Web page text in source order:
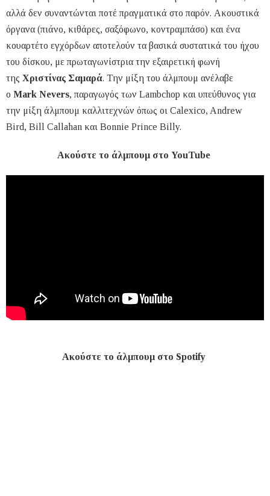
αλλά δεν συναντώνται ποτέ πραγματικά στο παρόν. Ακουστικά
όργανα (πιάνο, κιθάρες, σαξόφωνο, κοντραμπάσο) και ένα
κουαρτέτο εγχόρδων αποτελούν τα βασικά συστατικά του ήχου
του δίσκου, με πρωταγωνίστρια την εξαιρετική φωνή
της Χριστίνας Σαμαρά. Την μίξη του άλμπουμ ανέλαβε
ο Mark Nevers, παραγωγός των Lambchop και υπεύθυνος για
την μίξη άλμπουμ καλλιτεχνών όπως οι Calexico, Andrew
Bird, Bill Callahan και Bonnie Prince Billy.
Ακούστε το άλμπουμ στο YouTube
Ακούστε το άλμπουμ στο Spotify